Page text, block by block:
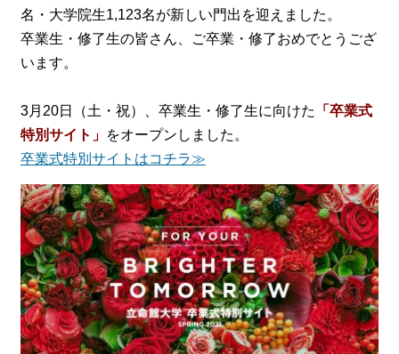
名・大学院生1,123名が新しい門出を迎えました。
卒業生・修了生の皆さん、ご卒業・修了おめでとうござ
います。
3月20日（土・祝）、卒業生・修了生に向けた
「卒業式
特別サイト」 をオープンしました。
卒業式特別サイトはコチラ≫